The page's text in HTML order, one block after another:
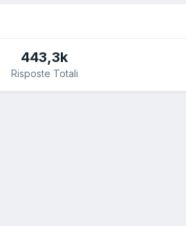
443,3k
Risposte Totali